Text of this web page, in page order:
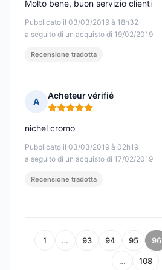
Pubblicato il 03/03/2019 à 18h32
a seguito di un acquisto di 19/02/2019
Molto bene, buon servizio clienti
Recensione tradotta
A
Acheteur vérifié
Nota: 5 su 5
Pubblicato il 03/03/2019 à 02h19
a seguito di un acquisto di 17/02/2019
nichel cromo
Recensione tradotta
1 … 93 94 95 96
… 108